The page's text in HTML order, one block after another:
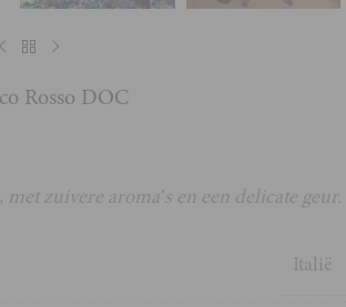
Rosso DOC
zuivere aroma’s en een delicate geur.
Italië